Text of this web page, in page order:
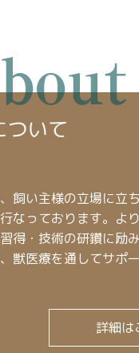
飼い主様の立場に立
なっております。よ
得・技術の研鑽に励
獣医療を通してサポ
詳細は